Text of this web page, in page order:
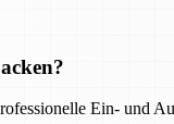
Ein- und